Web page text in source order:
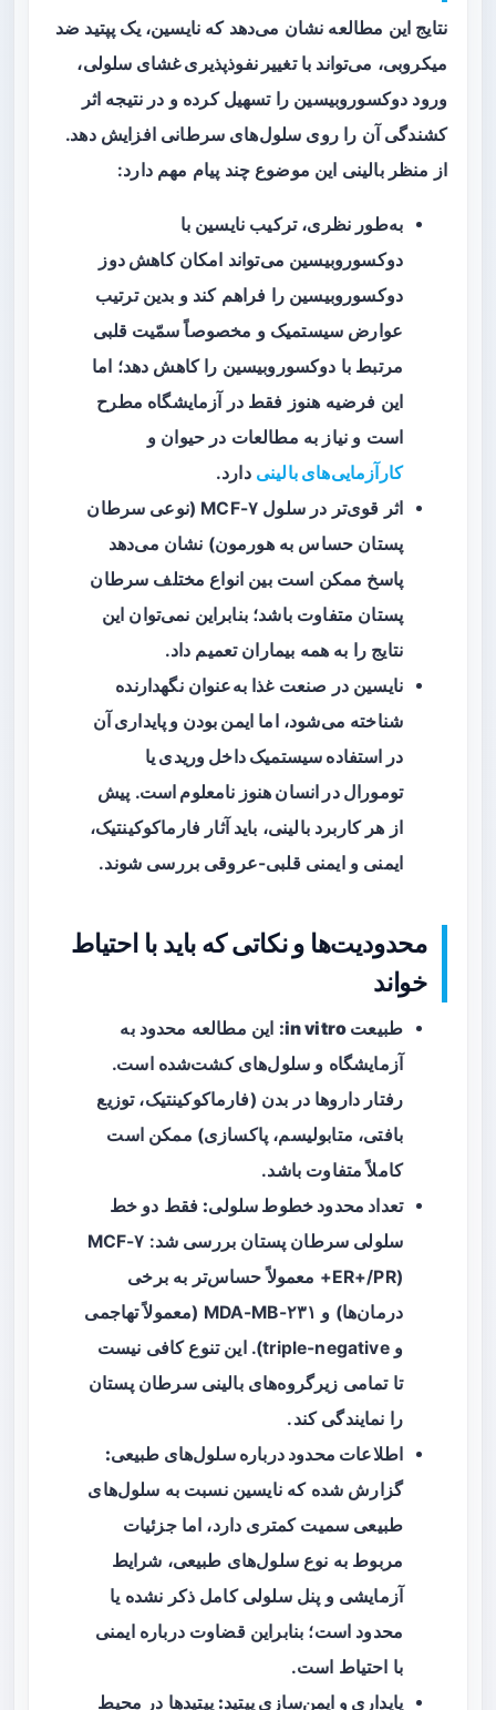
نتایج این مطالعه نشان می‌دهد که نایسین، یک پپتید ضد
میکروبی، می‌تواند باتغییر نفوذپذیری غشای سلولی،
ورود دوکسوروبیسین را تسهیل کرده و در نتیجه اثر
کشندگی آن را روی سلول‌های سرطانی افزایش دهد.
از منظر بالینی این موضوع چند پیام مهم دارد:
به‌طور نظری، ترکیب نایسین با
دوکسوروبیسین می‌تواند امکانکاهش دوز
دوکسوروبیسین را فراهم کند و بدین ترتیب
عوارض سیستمیک و مخصوصاًسمّیت قلبی
مرتبط با دوکسوروبیسین را کاهش دهد؛ اما
این فرضیه هنوز فقط در آزمایشگاه مطرح
است و نیاز به مطالعات در حیوان و
کارآزمایی‌های بالینی دارد.
اثر قوی‌تر در سلول MCF-۷ (نوعی سرطان
پستان حساس به هورمون) نشان می‌دهد
پاسخ ممکن است بین انواع مختلف سرطان
پستان متفاوت باشد؛ بنابراین نمی‌توان این
نتایج را به همه بیماران تعمیم داد.
نایسین در صنعت غذا به‌عنوان نگهدارنده
شناخته می‌شود، اما ایمن بودن و پایداری آن
در استفاده سیستمیک داخل وریدی یا
تومورال در انسان هنوز نامعلوم است. پیش
از هر کاربرد بالینی، باید آثار فارماکوکینتیک،
ایمنی و ایمنی قلبی-عروقی بررسی شوند.
محدودیت‌ها و نکاتی که باید با احتیاط
خواند
طبیعت in vitro:
این مطالعه محدود به
آزمایشگاه و سلول‌های کشت‌شده است.
رفتار داروها در بدن (فارماکوکینتیک، توزیع
بافتی، متابولیسم، پاکسازی) ممکن است
کاملاً متفاوت باشد.
تعداد محدود خطوط سلولی: فقط دو خط
سلولی سرطان پستان بررسی شد: MCF-۷
(ER+/PR+ معمولاً حساس‌تر به برخی
درمان‌ها) و MDA-MB-۲۳۱ (معمولاً تهاجمی
و triple-negative). این تنوع کافی نیست
تا تمامی زیرگروه‌های بالینی سرطان پستان
را نمایندگی کند.
اطلاعات محدود درباره سلول‌های طبیعی:
گزارش شده که نایسین نسبت به سلول‌های
طبیعی سمیت کمتری دارد، اما جزئیات
مربوط به نوع سلول‌های طبیعی، شرایط
آزمایشی و پنل سلولی کامل ذکر نشده یا
محدود است؛ بنابراین قضاوت درباره ایمنی
با احتیاط است.
پایداری و ایمن‌سازی پپتید: پپتیدها در محیط